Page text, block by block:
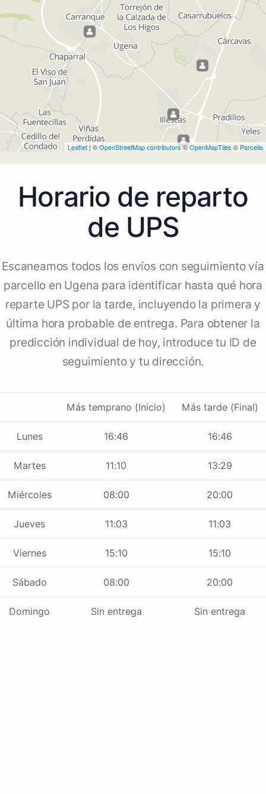
Leaflet | ©OpenStreetMap contributors©OpenMapTiles © Parcello
Horario de reparto
de UPS
Escaneamos todos los envíos con seguimiento vía
parcello en Ugena para identificar hasta qué hora
reparte UPS por la tarde, incluyendo la primera y
última hora probable de entrega. Para obtener la
predicción individual de hoy, introduce tu ID de
seguimiento y tu dirección.
Más temprano (Inicio) Más tarde (Final)
Lunes 16:46 16:46
Martes 11:10 13:29
Miércoles 08:00 20:00
Jueves 11:03 11:03
Viernes 15:10 15:10
Sábado 08:00 20:00
Domingo Sin entrega Sin entrega